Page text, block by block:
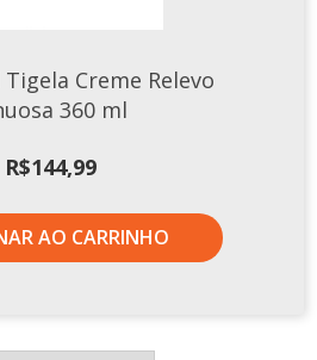
Creme Relevo
360 ml
R$144,99
AO CARRINHO